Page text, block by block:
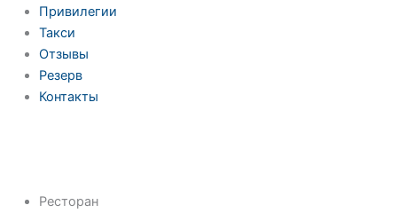
Привилегии
Такси
Отзывы
Резерв
Контакты
Ресторан